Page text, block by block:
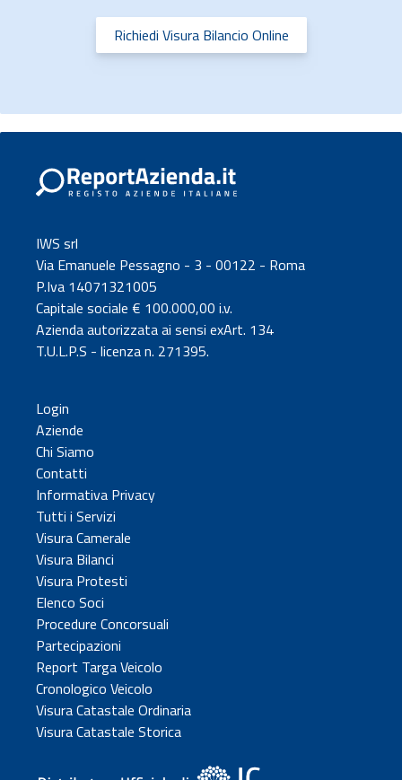
Richiedi Visura Bilancio Online
IWS srl
Via Emanuele Pessagno - 3 - 00122 - Roma
P.Iva 14071321005
Capitale sociale € 100.000,00 i.v.
Azienda autorizzata ai sensi exArt. 134
T.U.L.P.S - licenza n. 271395.
Login
Aziende
Chi Siamo
Contatti
Informativa Privacy
Tutti i Servizi
Visura Camerale
Visura Bilanci
Visura Protesti
Elenco Soci
Procedure Concorsuali
Partecipazioni
Report Targa Veicolo
Cronologico Veicolo
Visura Catastale Ordinaria
Visura Catastale Storica